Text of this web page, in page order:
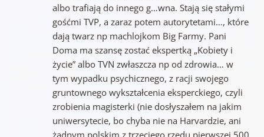
albo trafiają do innego g…wna. Stają się stałymi
gośćmi TVP, a zaraz potem autorytetami…, które
dają twarz np machlojkom Big Farmy. Pani
Doma ma szansę zostać ekspertką „Kobiety i
życie” albo TVN zwłaszcza np od zdrowia… w
tym wypadku psychicznego, z racji swojego
gruntownego wykształcenia eksperckiego, czyli
zrobienia magisterki (nie dosłyszałem na jakim
uniwersytecie, bo chyba nie na Harvardzie, ani
żadnym polskim z trzeciego rzędu pierwszej 500